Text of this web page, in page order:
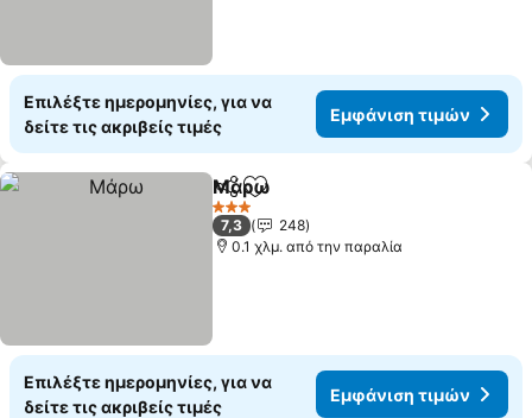
Επιλέξτε ημερομηνίες, για να
δείτε τις ακριβείς τιμές
Εμφάνιση τιμών
Κοινοποίηση
Προσθήκη στα αγαπημένα
Μάρω
3 Αστέρια
7,3
248
0.1 χλμ. από την παραλία
Επιλέξτε ημερομηνίες, για να
δείτε τις ακριβείς τιμές
Εμφάνιση τιμών